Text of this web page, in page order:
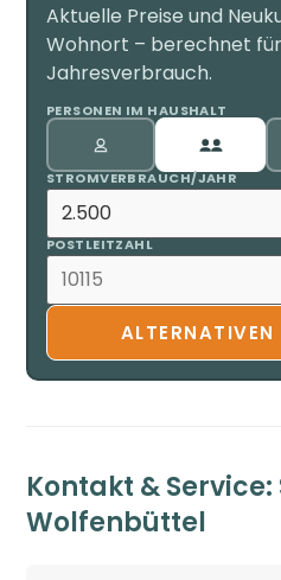
Aktuelle Preise und
Wohnort – berechnet
Jahresverbrauch.
PERSONEN IM HAUSHALT
STROMVERBRAUCH/JAHR
POSTLEITZAHL
Kontakt &
Wolfenbüttel